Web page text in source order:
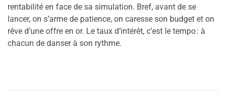
rentabilité en face de sa simulation. Bref, avant de se
lancer, on s’arme de patience, on caresse son budget et on
rêve d’une offre en or. Le taux d’intérêt, c’est le tempo : à
chacun de danser à son rythme.